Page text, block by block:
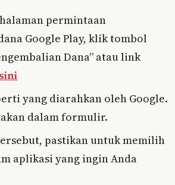
permintaan
Google Play, klik tombol
Dana” atau link
yang diarahkan oleh Google.
dalam formulir.
pastikan untuk memilih
aplikasi yang ingin Anda